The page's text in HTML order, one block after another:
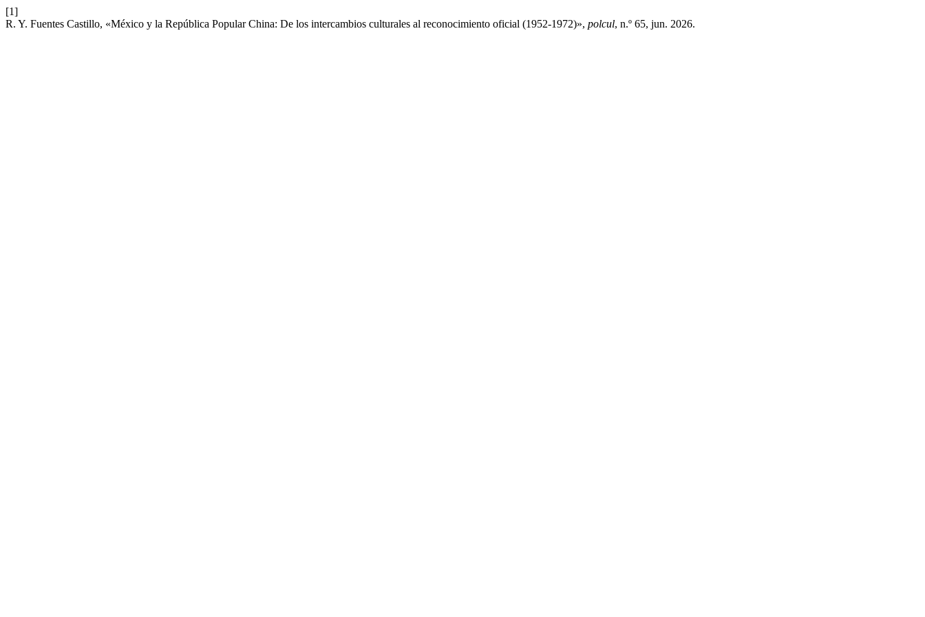
[1]
R. Y. Fuentes Castillo, «México y la República Popular China: De los intercambios culturales al reconocimiento oficial (1952-1972)», polcul, n.º 65, jun. 2026.